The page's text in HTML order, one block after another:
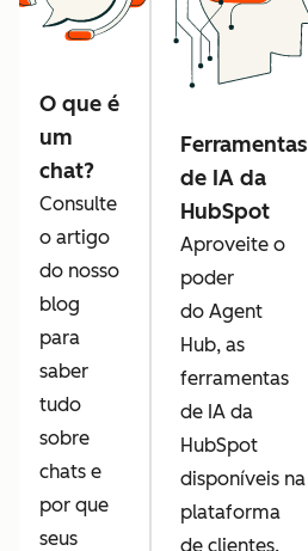
O que é
um
chat?
Consulte
o artigo
do nosso
blog
para
saber
tudo
sobre
chats e
por que
seus
Ferramentas
de IA da
HubSpot
Aproveite o
poder
do Agent
Hub, as
ferramentas
de IA da
HubSpot
disponíveis na
plataforma
de clientes.